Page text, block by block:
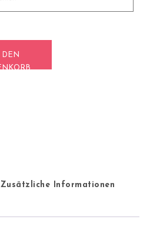
DEN
Zusätzliche Informationen